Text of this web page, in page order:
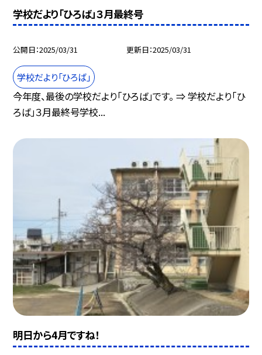
学校だより「ひろば」３月最終号
公開日 2025/03/31 更新日 2025/03/31
学校だより「ひろば」
今年度、最後の学校だより「ひろば」です。 ⇒ 学校だより「ひ
ろば」３月最終号学校...
明日から4月ですね！